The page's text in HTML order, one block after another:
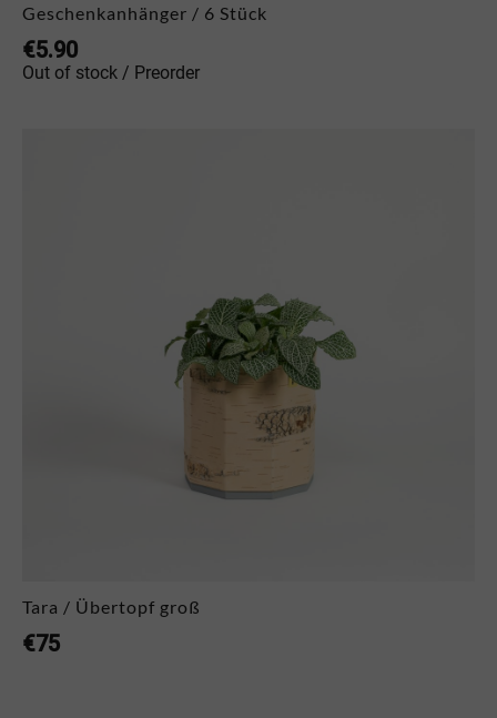
Geschenkanhänger / 6 Stück
€5.90
Out of stock / Preorder
Tara / Übertopf groß
€75